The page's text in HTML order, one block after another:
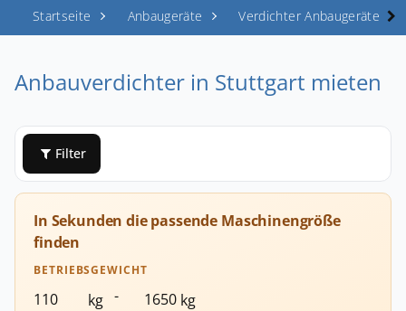
Startseite Anbaugeräte Verdichter Anbaugeräte
Anbauverdichter in Stuttgart mieten
Filter
In Sekunden die passende Maschinengröße
finden
BETRIEBSGEWICHT
kg - kg